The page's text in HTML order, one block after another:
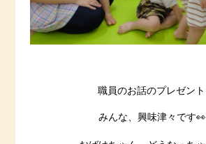
職員のお話のプレゼント
みんな、興味津々です